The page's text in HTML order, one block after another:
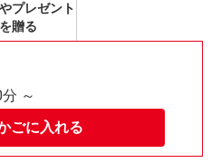
プレゼント
を贈る
ごに入れる
～